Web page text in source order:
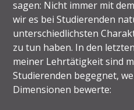
sagen: Nicht immer mit
wir es bei Studierenden
unterschiedlichsten
zu tun haben. In den
meiner Lehrtätigkeit sind
Studierenden begegnet,
Dimensionen bewerte: